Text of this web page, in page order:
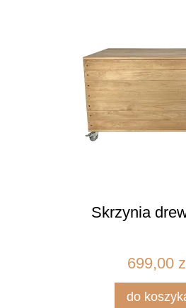
Skrzynia
699,00
do